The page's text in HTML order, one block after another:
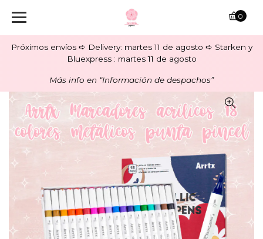
Próximos envíos ➪ Delivery: martes 11 de agosto ➪ Starken y
Bluexpress : martes 11 de agosto
Más info en “Información de despachos”
0